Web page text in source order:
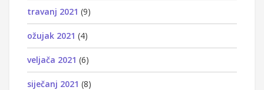
travanj 2021 (9)
ožujak 2021 (4)
veljača 2021 (6)
siječanj 2021 (8)